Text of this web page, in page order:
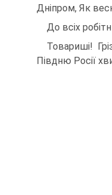
Дніпром, Як
До всіх
Товариші!
Півдню Росії